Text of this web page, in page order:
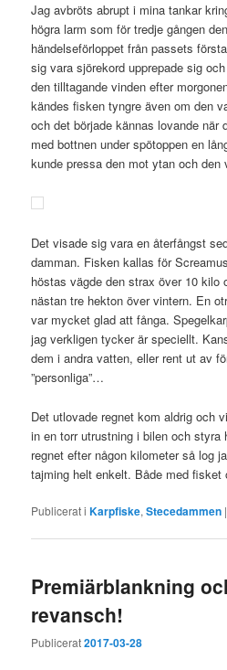
Jag avbröts abrupt i mina tankar
högra larm som för tredje gången
händelseförloppet från passets
sig vara sjörekord upprepade sig
den tilltagande vinden efter
kändes fisken tyngre även om den
och det började kännas lovande när
med bottnen under spötoppen en
kunde pressa den mot ytan och den
Det visade sig vara en återfångst
damman. Fisken kallas för
höstas vägde den strax över 10 kilo
nästan tre hekton över vintern. En
var mycket glad att fånga.
jag verkligen tycker är speciellt.
dem i andra vatten, eller rent ut av
”personliga”…
Det utlovade regnet kom aldrig och
in en torr utrustning i bilen och styra
regnet efter någon kilometer så log
tajming helt enkelt. Både med fisket
Publicerat i Karpfiske,Stecedammen
Premiärblankning
revansch!
Publicerat2017-03-28